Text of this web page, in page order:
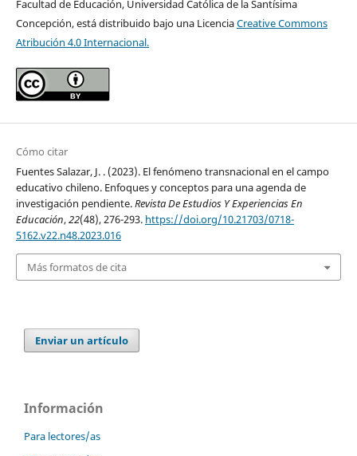
Facultad de Educación, Universidad Católica de la Santísima
Concepción, está distribuido bajo una LicenciaCreative Commons
Atribución 4.0 Internacional.
Cómo citar
Fuentes Salazar, J. . (2023). El fenómeno transnacional en el campo
educativo chileno. Enfoques y conceptos para una agenda de
investigación pendiente.Revista De Estudios Y Experiencias En
Educación,22(48), 276-293. https://doi.org/10.21703/0718-
5162.v22.n48.2023.016
Más formatos de cita
Enviar un artículo
Información
Para lectores/as